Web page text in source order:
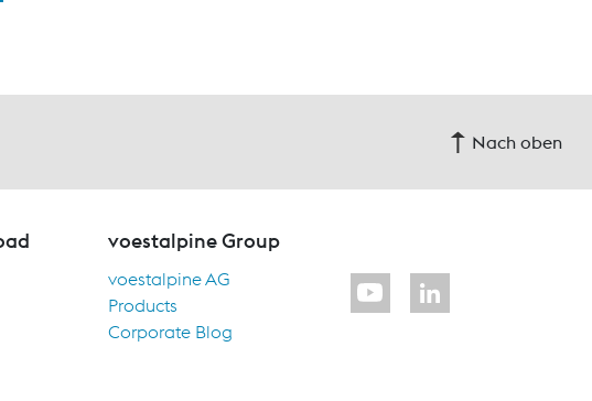
Nach oben
voestalpine Group
voestalpine AG
Products
Corporate Blog